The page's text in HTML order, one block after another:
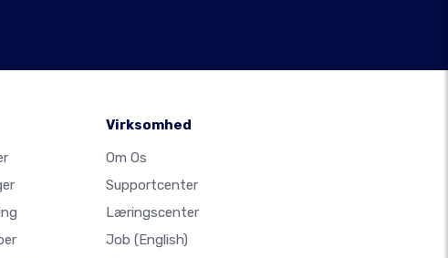
Virksomhed
Om Os
Supportcenter
Læringscenter
Job (English)